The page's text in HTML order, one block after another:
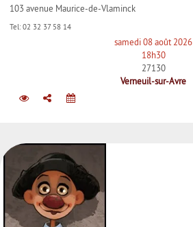
103 avenue Maurice-de-Vlaminck
Tel: 02 32 37 58 14
samedi 08 août 2026
18h30
27130
Verneuil-sur-Avre